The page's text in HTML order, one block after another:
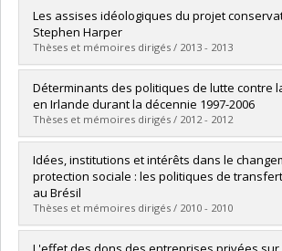
Graduate : Jacques, Olivier
Cycle :Master's
Grade :M. Sc.
Lien vers le document dans Papyrus
Les assises idéologiques du projet
Stephen Harper
Thèses et mémoires dirigés / 2013 - 2013
Graduate :Gobeille Paré, Léa Maude
Cycle :Master's
Grade :M. Sc.
Lien vers le document dans Papyrus
Déterminants des politiques de lutte contre
en Irlande durant la décennie 1997-2006
Thèses et mémoires dirigés / 2012 - 2012
Graduate :Desjardins, Pierre
Cycle :Master's
Grade :M. Sc.
Lien vers le document dans Papyrus
Idées, institutions et intérêts dans le
protection sociale : les politiques de
au Brésil
Thèses et mémoires dirigés / 2010 - 2010
Graduate :De Souza, Ailta B.